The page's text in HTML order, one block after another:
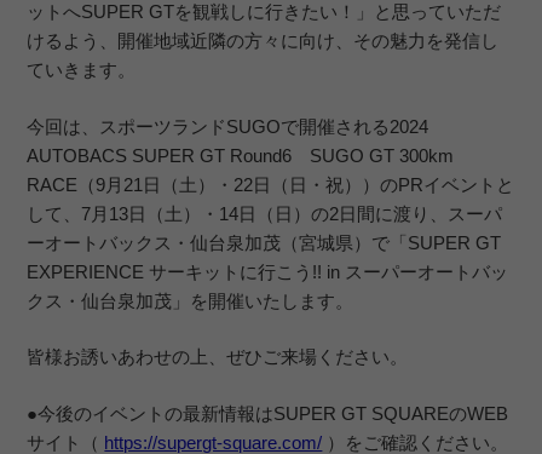
ットへSUPER GTを観戦しに行きたい！」と思っていただ
けるよう、開催地域近隣の方々に向け、その魅力を発信し
ていきます。
今回は、スポーツランドSUGOで開催される2024
AUTOBACS SUPER GT Round6 SUGO GT 300km
RACE（9月21日（土）・22日（日・祝））のPRイベントと
して、7月13日（土）・14日（日）の2日間に渡り、スーパ
ーオートバックス・仙台泉加茂（宮城県）で「SUPER GT
EXPERIENCE サーキットに行こう!! in スーパーオートバッ
クス・仙台泉加茂」を開催いたします。
皆様お誘いあわせの上、ぜひご来場ください。
●今後のイベントの最新情報はSUPER GT SQUAREのWEB
サイト（ https://supergt-square.com/ ）をご確認ください。